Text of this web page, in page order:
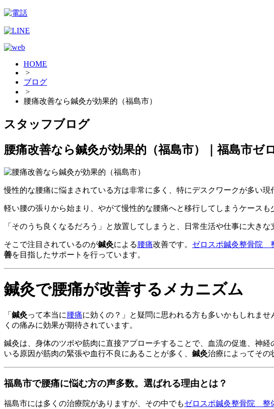
HOME
>
ブログ
>
腰痛改善なら鍼灸が効果的（福島市）
スタッフブログ
腰痛改善なら鍼灸が効果的（福島市）｜福島市ゼ
慢性的な腰痛に悩まされている方は非常に多く、特にデスクワークが多い
軽い腰の張りから始まり、やがて慢性的な腰痛へと移行してしまうケースも
「そのうち良くなるだろう」と放置してしまうと、日常生活や仕事に大きな
そこで注目されているのが鍼灸による腰痛改善です。 ゼロスポ鍼灸整骨院
善を目指したサポートを行っています。
鍼灸で腰痛が改善するメカニズム
「 鍼灸って本当に腰痛に効くの？」と疑問に思われる方も多いかもしれませ
くの痛みに効果が期待されています。
鍼灸は、身体のツボや筋肉に直接アプローチすることで、血流の促進、神
いる原因が筋肉の緊張や血行不良にあることが多く、 鍼灸治療によってその
福島市で腰痛に悩む方の声多数。選ばれる理由とは？
福島市には多くの治療院がありますが、その中でもゼロスポ鍼灸整骨院 整